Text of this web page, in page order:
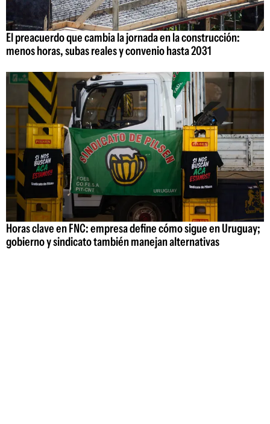
El preacuerdo que cambia la jornada en la construcción:
menos horas, subas reales y convenio hasta 2031
Horas clave en FNC: empresa define cómo sigue en Uruguay;
gobierno y sindicato también manejan alternativas